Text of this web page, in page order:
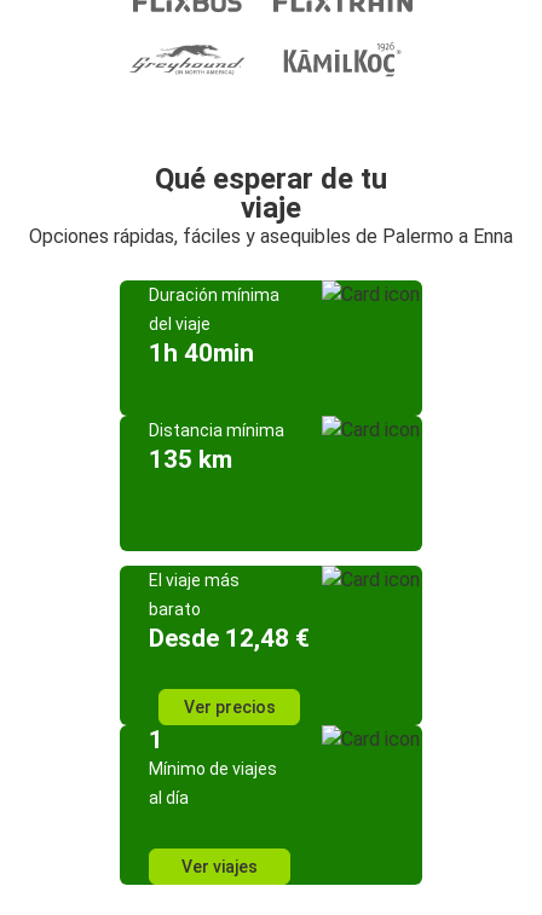
Qué esperar de tu
viaje
Opciones rápidas, fáciles y asequibles de Palermo a Enna
Duración mínima
del viaje
1h 40min
Distancia mínima
135 km
El viaje más
barato
Desde 12,48 €
Ver precios
1
Mínimo de viajes
al día
Ver viajes